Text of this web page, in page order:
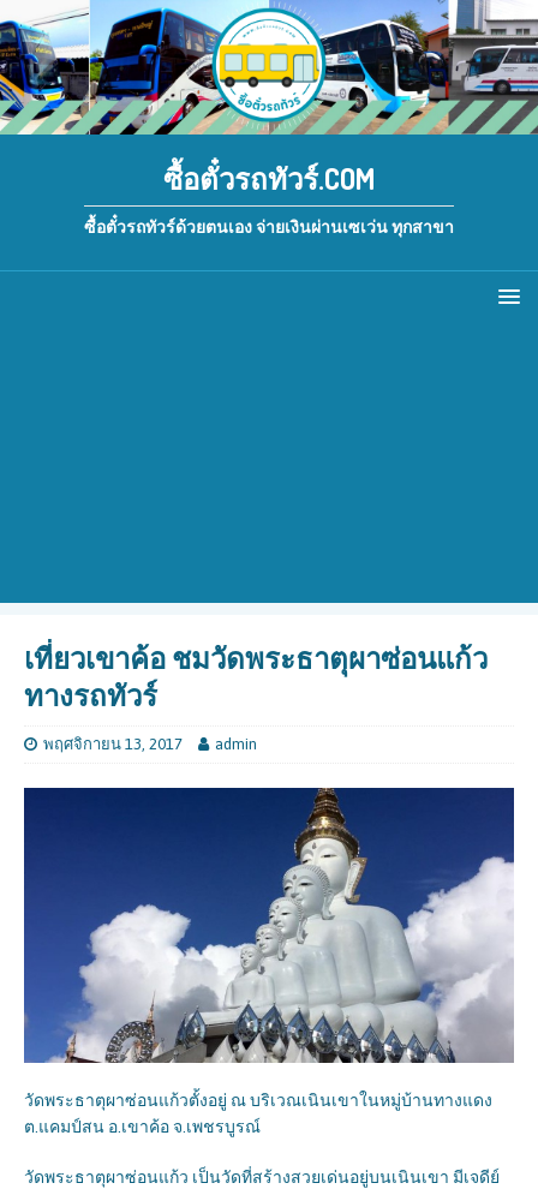
ซื้อตั๋วรถทัวร์.COM
ซื้อตั๋วรถทัวร์ด้วยตนเอง จ่ายเงินผ่านเซเว่น ทุกสาขา
เที่ยวเขาค้อ ชมวัดพระธาตุผาซ่อนแก้ว
ทางรถทัวร์
พฤศจิกายน 13, 2017 admin
วัดพระธาตุผาซ่อนแก้วตั้งอยู่ ณ บริเวณเนินเขาในหมู่บ้านทางแดง
ต.แคมป์สน อ.เขาค้อ จ.เพชรบูรณ์
วัดพระธาตุผาซ่อนแก้ว เป็นวัดที่สร้างสวยเด่นอยู่บนเนินเขา มีเจดีย์